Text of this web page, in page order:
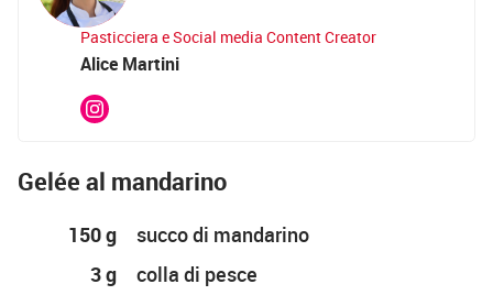
Pasticciera e Social media Content Creator
Alice Martini
Gelée al mandarino
150 g
succo di mandarino
3 g
colla di pesce